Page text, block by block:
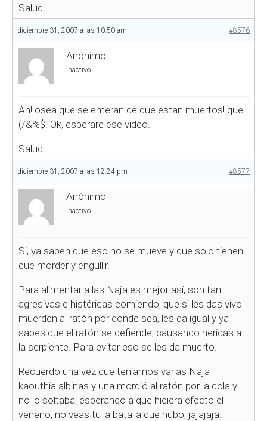
Salud.
diciembre 31, 2007 a las 10:50 am #8576
Anónimo
Inactivo
Ah! osea que se enteran de que estan muertos! que
(/&%$. Ok, esperare ese video.
Salud.
diciembre 31, 2007 a las 12:24 pm #8577
Anónimo
Inactivo
Si, ya saben que eso no se mueve y que solo tienen
que morder y engullir.
Para alimentar a las Naja es mejor así, son tan
agresivas e histéricas comiendo, que si les das vivo
muerden al ratón por donde sea, les da igual y ya
sabes que el ratón se defiende, causando heridas a
la serpiente. Para evitar eso se les da muerto.
Recuerdo una vez que teníamos varias Naja
kaouthia albinas y una mordió al ratón por la cola y
no lo soltaba, esperando a que hiciera efecto el
veneno, no veas tu la batalla que hubo, jajajaja.